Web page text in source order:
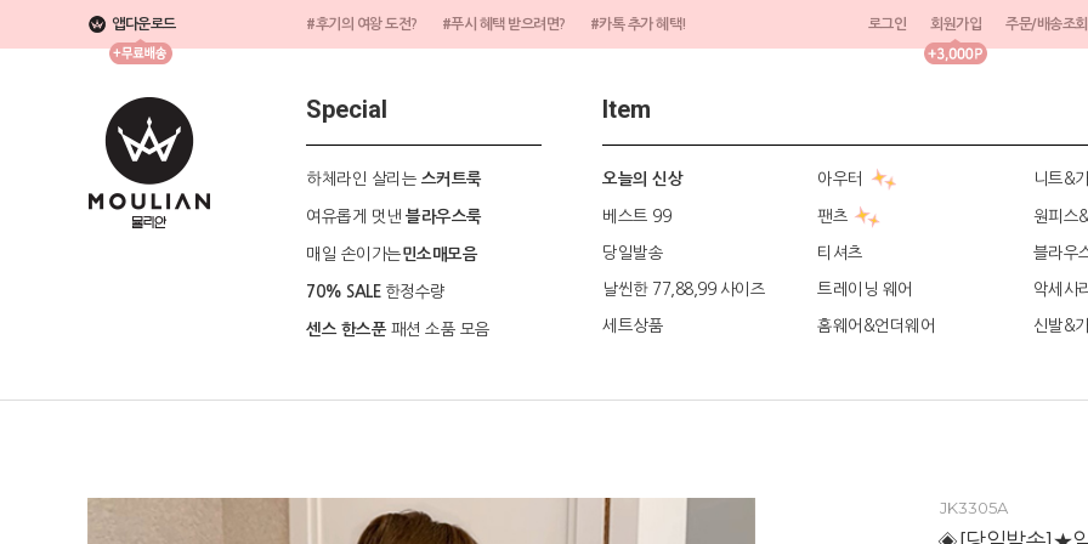
앱다운로드 #후기의 여왕 도전? #푸시 혜택 받으려면? #카톡 추가 혜택! 로그인 회원가입 주문/배송조회
Special
하체라인 살리는 스커트룩
여유롭게 멋낸 블라우스룩
매일 손이가는민소매모음
70% SALE 한정수량
센스 한스푼패션 소품 모음
Item
오늘의 신상 아우터 니트&
베스트 99 팬츠 원피스
당일발송 티셔츠 블라우
날씬한 77,88,99 사이즈 트레이닝 웨어 악세사
세트상품 홈웨어&언더웨어 신발&
JK3305A